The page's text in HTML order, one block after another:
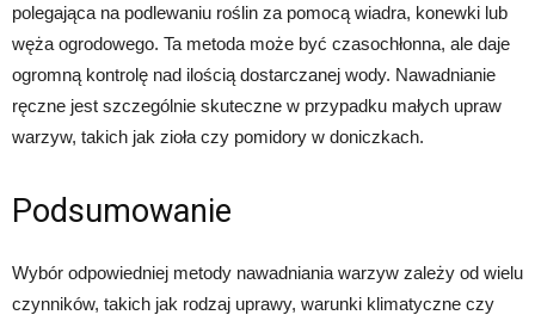
polegająca na podlewaniu roślin za pomocą wiadra, konewki lub
węża ogrodowego. Ta metoda może być czasochłonna, ale daje
ogromną kontrolę nad ilością dostarczanej wody. Nawadnianie
ręczne jest szczególnie skuteczne w przypadku małych upraw
warzyw, takich jak zioła czy pomidory w doniczkach.
Podsumowanie
Wybór odpowiedniej metody nawadniania warzyw zależy od wielu
czynników, takich jak rodzaj uprawy, warunki klimatyczne czy